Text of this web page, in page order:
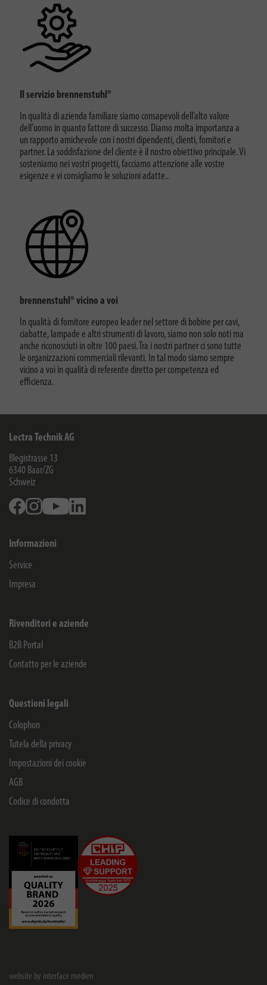
Il servizio brennenstuhl®
In qualità di azienda familiare siamo consapevoli dell’alto valore
dell’uomo in quanto fattore di successo. Diamo molta importanza a
un rapporto amichevole con i nostri dipendenti, clienti, fornitori e
partner. La soddisfazione del cliente è il nostro obiettivo principale. Vi
sosteniamo nei vostri progetti, facciamo attenzione alle vostre
esigenze e vi consigliamo le soluzioni adatte..
brennenstuhl® vicino a voi
In qualità di fornitore europeo leader nel settore di bobine per cavi,
ciabatte, lampade e altri strumenti di lavoro, siamo non solo noti ma
anche riconosciuti in oltre 100 paesi. Tra i nostri partner ci sono tutte
le organizzazioni commerciali rilevanti. In tal modo siamo sempre
vicino a voi in qualità di referente diretto per competenza ed
efficienza.
Lectra Technik AG
Blegistrasse 13
6340 Baar/ZG
Schweiz
FacebookInstagramYoutube
Informazioni
Service
Impresa
Rivenditori e aziende
B2B Portal
Contatto per le aziende
Questioni legali
Colophon
Tutela della privacy
Impostazioni dei cookie
AGB
Codice di condotta
website by interface medien